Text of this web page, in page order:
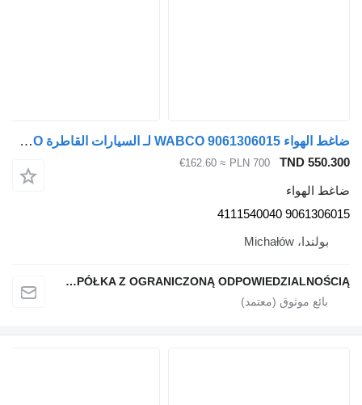
ضاغط الهواء WABCO 9061306015 لـ السيارات القاطرة Mercedes-Benz AXOR ATEGO
TND 550.300
PLN 700
≈ €162.60
ضاغط الهواء
9061306015 4111540040
بولندا، Michałów
QINDITO SPÓŁKA Z OGRANICZONĄ ODPOWIEDZIALNOŚCIĄ